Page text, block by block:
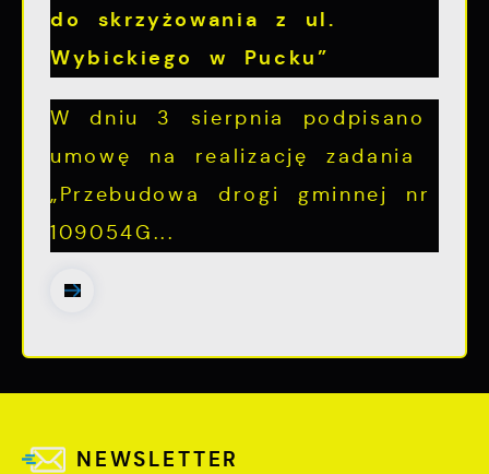
do skrzyżowania z ul.
Wybickiego w Pucku”
W dniu 3 sierpnia podpisano
umowę na realizację zadania
„Przebudowa drogi gminnej nr
109054G...
NEWSLETTER